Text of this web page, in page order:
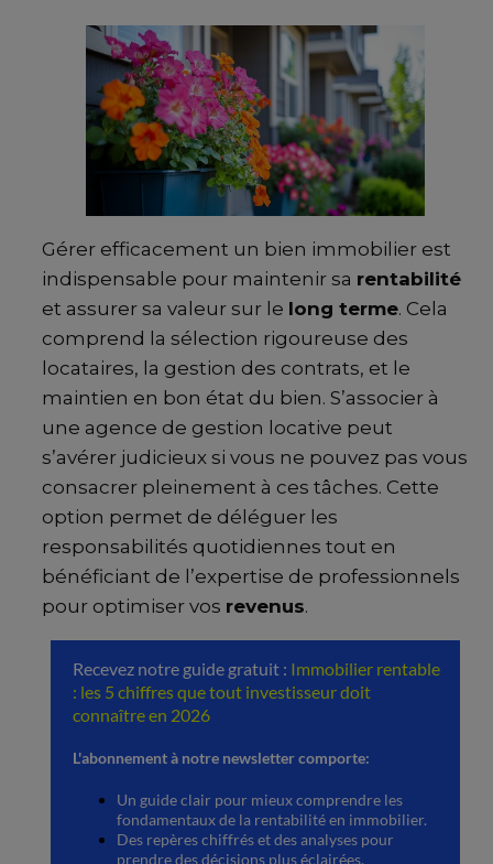
Gérer efficacement un bien immobilier est
indispensable pour maintenir sa rentabilité
et assurer sa valeur sur le long terme. Cela
comprend la sélection rigoureuse des
locataires, la gestion des contrats, et le
maintien en bon état du bien. S’associer à
une agence de gestion locative peut
s’avérer judicieux si vous ne pouvez pas vous
consacrer pleinement à ces tâches. Cette
option permet de déléguer les
responsabilités quotidiennes tout en
bénéficiant de l’expertise de professionnels
pour optimiser vos revenus.